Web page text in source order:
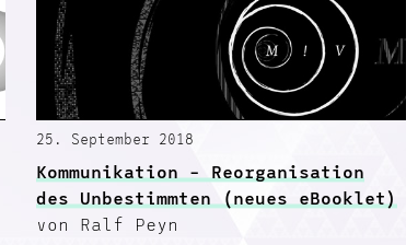
25. September 2018
Kommunikation – Reorganisation
des Unbestimmten (neues eBooklet)
von Ralf Peyn